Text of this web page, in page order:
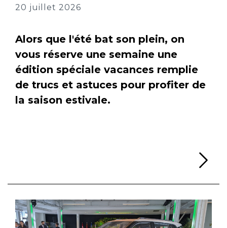
20 juillet 2026
Alors que l'été bat son plein, on
vous réserve une semaine une
édition spéciale vacances remplie
de trucs et astuces pour profiter de
la saison estivale.